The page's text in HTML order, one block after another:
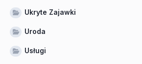
Ukryte Zajawki
Uroda
Usługi